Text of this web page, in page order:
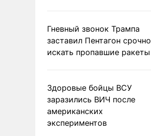
Гневный звонок Трампа
заставил Пентагон срочно
искать пропавшие ракеты
Здоровые бойцы ВСУ
заразились ВИЧ после
американских
экспериментов